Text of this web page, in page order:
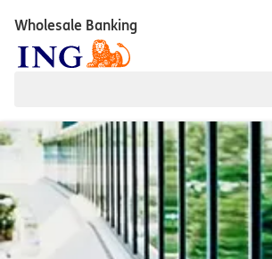
Wholesale Banking